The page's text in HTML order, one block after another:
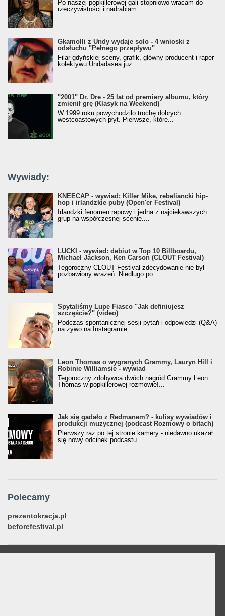
Po naszej popkillerowej gali stopniowo wracam do
rzeczywistości i nadrabiam...
Gkamolli z Undy wydaje solo - 4 wnioski z
odsłuchu "Pełnego przepływu"
Filar gdyńskiej sceny, grafik, główny producent i raper
kolektywu Undadasea już...
"2001" Dr. Dre - 25 lat od premiery albumu, który
zmienił grę (Klasyk na Weekend)
W 1999 roku powychodziło trochę dobrych
westcoastowych płyt. Pierwsze, które...
Wywiady:
KNEECAP - wywiad: Killer Mike, rebeliancki hip-
hop i irlandzkie puby (Open'er Festival)
Irlandzki fenomen rapowy i jedna z najciekawszych
grup na współczesnej scenie....
LUCKI - wywiad: debiut w Top 10 Billboardu,
Michael Jackson, Ken Carson (CLOUT Festival)
Tegoroczny CLOUT Festival zdecydowanie nie był
pozbawiony wrażeń. Niedługo po...
Spytaliśmy Lupe Fiasco "Jak definiujesz
szczęście?" (video)
Podczas spontanicznej sesji pytań i odpowiedzi (Q&A)
na żywo na Instagramie...
Leon Thomas o wygranych Grammy, Lauryn Hill i
Robinie Williamsie - wywiad
Tegoroczny zdobywca dwóch nagród Grammy Leon
Thomas w popkillerowej rozmowie!...
Jak się gadało z Redmanem? - kulisy wywiadów i
produkcji muzycznej (podcast Rozmowy o bitach)
Pierwszy raz po tej stronie kamery - niedawno ukazał
się nowy odcinek podcastu...
Polecamy
prezentokracja.pl
beforefestival.pl